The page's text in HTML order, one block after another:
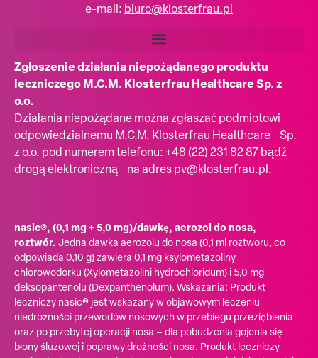
e-mail: biuro@klosterfrau.pl
Zgłoszenie działania niepożądanego produktu
leczniczego M.C.M. Klosterfrau Healthcare Sp. z
o.o.
Działania niepożądane można zgłaszać podmiotowi
odpowiedzialnemu M.C.M. Klosterfrau Healthcare Sp.
z o.o. pod numerem telefonu: +48 (22) 231 82 87 bądź
drogą elektroniczną na adres pv@klosterfrau.pl.
nasic®, (0,1 mg + 5,0 mg)/dawkę, aerozol do nosa,
roztwór. Jedna dawka aerozolu do nosa (0,1 ml roztworu, co
odpowiada 0,10 g) zawiera 0,1 mg ksylometazoliny
chlorowodorku (Xylometazolini hydrochloridum) i 5,0 mg
deksopantenolu (Dexpanthenolum). Wskazania: Produkt
leczniczy nasic® jest wskazany w objawowym leczeniu
niedrożności przewodów nosowych w przebiegu przeziębienia
oraz po przebytej operacji nosa – dla pobudzenia gojenia się
błony śluzowej i poprawy drożności nosa. Produkt leczniczy